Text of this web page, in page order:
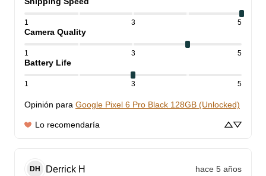
1 3 5
Camera Quality
1 3 5
Battery Life
1 3 5
Opinión para Google Pixel 6 Pro Black 128GB (Unlocked)
Lo recomendaría
DH Derrick H hace 5 años